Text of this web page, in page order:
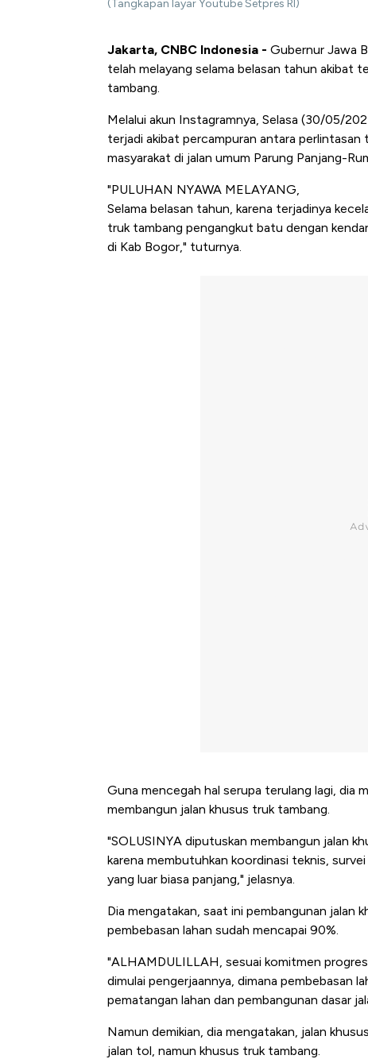
(Tangkapan layar Youtube Setpres RI)
Jakarta, CNBC Indonesia - Gubernur Jawa
telah melayang selama belasan tahun akibat
tambang.
Melalui akun Instagramnya, Selasa (30/05/
terjadi akibat percampuran antara
masyarakat di jalan umum Parung Panjang-
"PULUHAN NYAWA MELAYANG,
Selama belasan tahun, karena terjadinya
truk tambang pengangkut batu dengan
di Kab Bogor," tuturnya.
Guna mencegah hal serupa terulang lagi, dia
membangun jalan khusus truk tambang.
"SOLUSINYA diputuskan membangun jalan
karena membutuhkan koordinasi teknis,
yang luar biasa panjang," jelasnya.
Dia mengatakan, saat ini pembangunan jalan
pembebasan lahan sudah mencapai 90%.
"ALHAMDULILLAH, sesuai komitmen
dimulai pengerjaannya, dimana pembebasan
pematangan lahan dan pembangunan dasar
Namun demikian, dia mengatakan, jalan
jalan tol, namun khusus truk tambang.
Bangkit dari Kubur! Bisnis